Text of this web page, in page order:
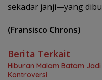
sekadar janji—yang
(Fransisco Chrons)
Berita Terkait
Hiburan Malam Batam
Kontroversi